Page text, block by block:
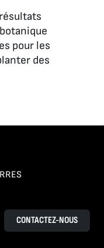
pour les
des
CONTACTEZ-NOUS